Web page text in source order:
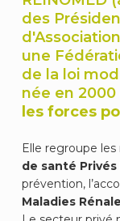
des
une
de la loi
née en
les forces
Elle regroupe
de santé
prévention,
Maladies